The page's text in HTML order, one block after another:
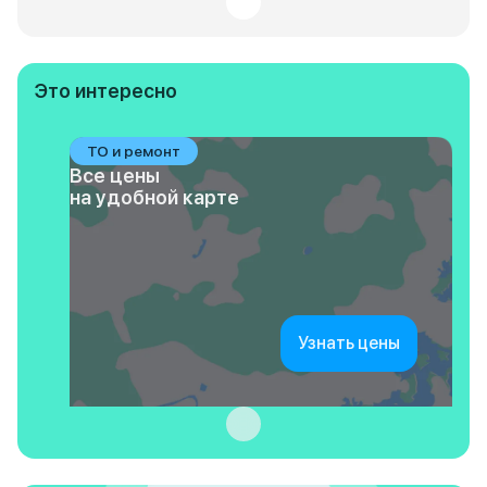
Это интересно
ТО и ремонт
Все цены
на удобной карте
Узнать цены